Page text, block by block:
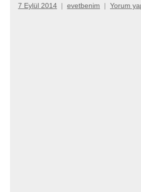
7 Eylül 2014 evetbenim Yorum